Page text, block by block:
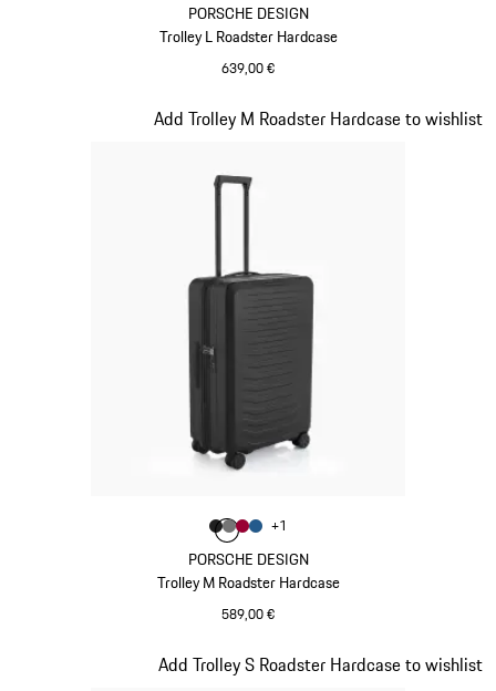
PORSCHE DESIGN
Trolley L Roadster Hardcase
639,00 €
PORSCHE DESIGN
Trolley M Roadster Hardcase
589,00 €
Add Trolley M Roadster Hardcase to wishlist
Colore
ColoreNero Opaco
Colore Grigio Nardo
Colore
Colore
+1
Add Trolley S Roadster Hardcase to wishlist